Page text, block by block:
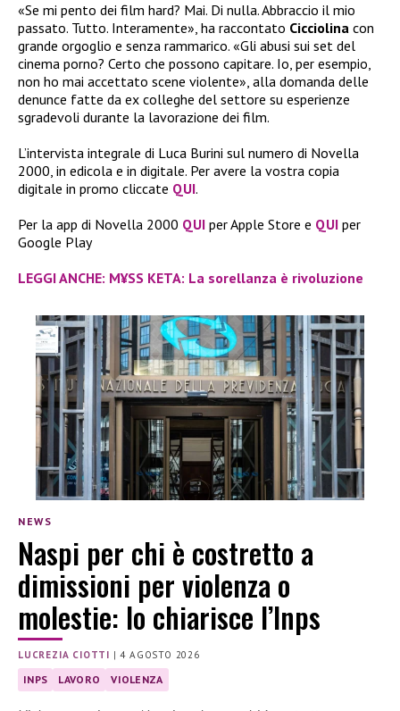
«Se mi pento dei film hard? Mai. Di nulla. Abbraccio il mio
passato. Tutto. Interamente», ha raccontato Cicciolina con
grande orgoglio e senza rammarico. «Gli abusi sui set del
cinema porno? Certo che possono capitare. Io, per esempio,
non ho mai accettato scene violente», alla domanda delle
denunce fatte da ex colleghe del settore su esperienze
sgradevoli durante la lavorazione dei film.
L’intervista integrale di Luca Burini sul numero di Novella
2000, in edicola e in digitale. Per avere la vostra copia
digitale in promo cliccate QUI.
Per la app di Novella 2000 QUI per Apple Store e QUI per
Google Play
LEGGI ANCHE: M¥SS KETA: La sorellanza è rivoluzione
NEWS
Naspi per chi è costretto a
dimissioni per violenza o
molestie: lo chiarisce l’Inps
LUCREZIA CIOTTI |4 AGOSTO 2026
INPS LAVORO VIOLENZA